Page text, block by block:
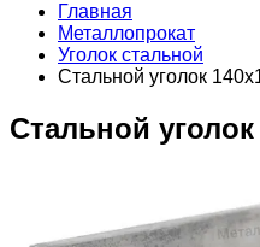
Главная
Металлопрокат
Уголок стальной
Стальной уголок
Стальной уголок